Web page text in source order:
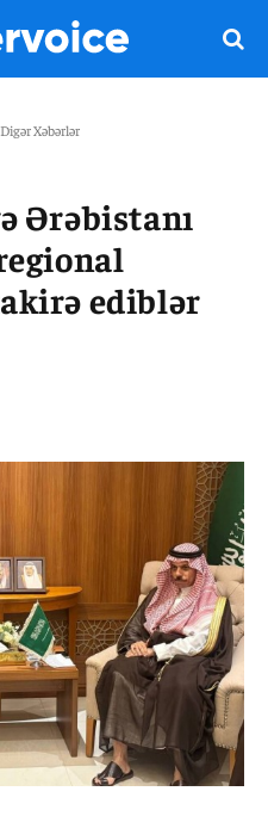
Digər Xəbərlər
Ərəbistanı
ediblər